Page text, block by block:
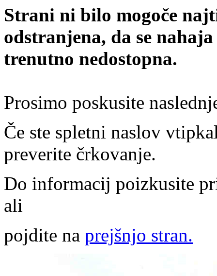
Strani ni bilo mogoče
odstranjena, da se
trenutno nedostopna.
Prosimo poskusite
Če ste spletni naslov
preverite črkovanje.
Do informacij poizkusite
ali
pojdite na prejšnjo stran.